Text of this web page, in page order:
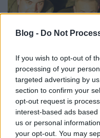
Blog - Do Not
If you wish to opt-out of
processing of your
targeted advertising by
section to confirm your
opt-out request is
interest-based ads
us or personal
your opt-out. You may
Az Anna & the
átdolgozta a
készült a kórus Petőfi